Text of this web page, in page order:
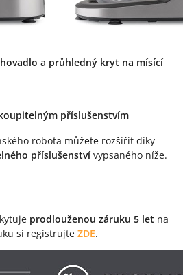
a průhledný kryt na mísící
příslušenstvím
robota můžete rozšířit díky
příslušenství vypsaného níže.
prodlouženou záruku 5 let na
si registrujte ZDE.